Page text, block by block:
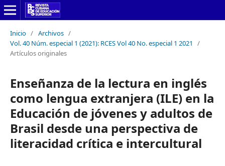
Inicio / Archivos /
Vol. 40 Núm. especial 1 (2021): RCES Vol 40 No. especial 1 2021
/
Artículos originales
Enseñanza de la lectura en inglés
como lengua extranjera (ILE) en la
Educación de jóvenes y adultos de
Brasil desde una perspectiva de
literacidad crítica e intercultural